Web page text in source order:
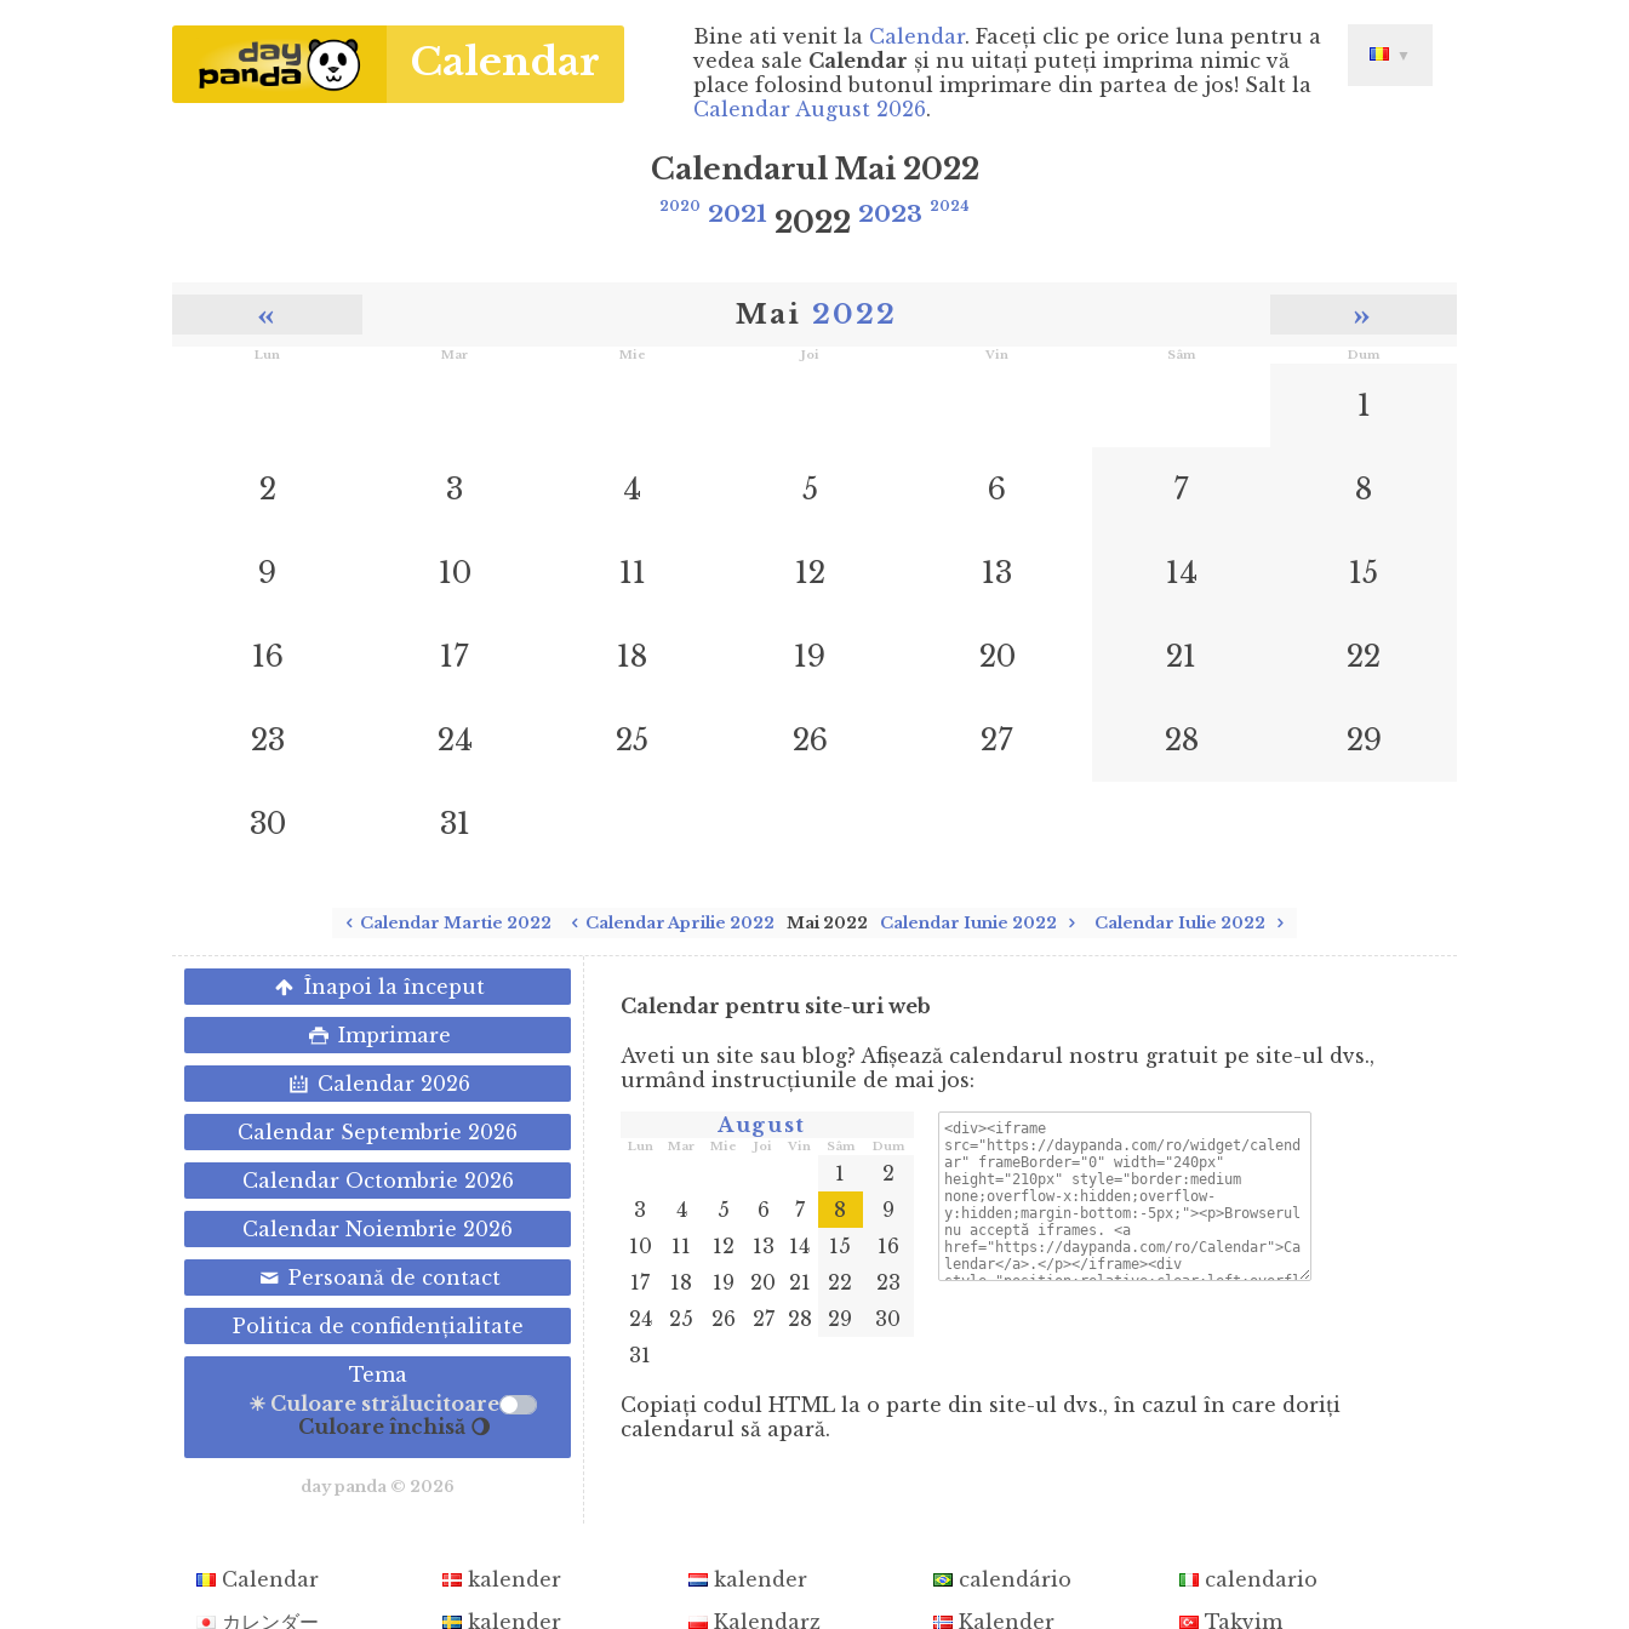
Calendar
Bine ati venit la Calendar. Faceţi clic pe orice luna pentru a
vedea sale Calendar şi nu uitaţi puteţi imprima nimic vă
place folosind butonul imprimare din partea de jos! Salt la
Calendar August 2026.
▼
Calendarul Mai 2022
2020 2021 2022 2023 2024
« Mai 2022 »
Lun Mar Mie Joi Vin Sâm Dum
1
2 3 4 5 6 7 8
9 10 11 12 13 14 15
16 17 18 19 20 21 22
23 24 25 26 27 28 29
30 31
Calendar Martie 2022 Calendar Aprilie 2022 Mai 2022 Calendar Iunie 2022 Calendar Iulie 2022
Înapoi la început
Imprimare
Calendar 2026
Calendar Septembrie 2026
Calendar Octombrie 2026
Calendar Noiembrie 2026
Persoană de contact
Politica de confidenţialitate
Tema
☀ Culoare strălucitoare
Culoare închisă 🌖
day panda © 2026
Calendar pentru site-uri web
Aveti un site sau blog? Afișează calendarul nostru gratuit pe site-ul dvs.,
urmând instrucţiunile de mai jos:
August
Lun Mar Mie Joi Vin Sâm Dum
1
2
3
4 5 6 7 8
9
10
11 12 13 14 15
16
17
18 19 20 21 22
23
24
25 26 27 28 29
30
31
Copiaţi codul HTML la o parte din site-ul dvs., în cazul în care doriţi
calendarul să apară.
Calendar kalender kalender calendário
calendario
カレンダー
kalender Kalendarz Kalender Takvim